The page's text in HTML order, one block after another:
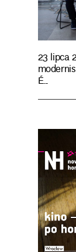
23 lipca
É...